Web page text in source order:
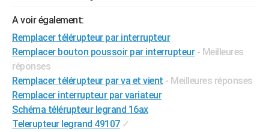
A voir également:
Remplacer télérupteur par interrupteur
Remplacer bouton poussoir par interrupteur - Meilleures
réponses
Remplacer télérupteur par va et vient - Meilleures réponses
Remplacer interrupteur par variateur
Schéma télérupteur legrand 16ax
Telerupteur legrand 49107 ✓